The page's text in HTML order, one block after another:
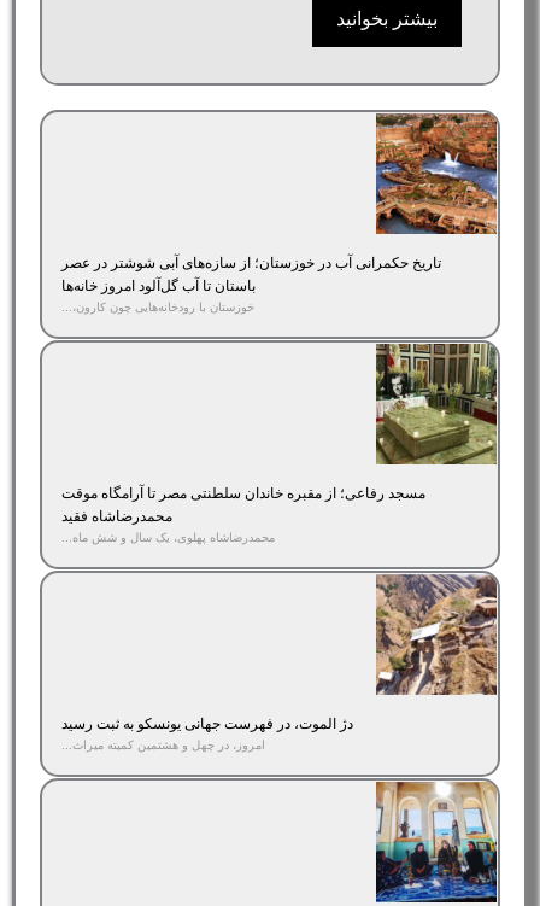
بیشتر بخوانید
تاریخ حکمرانی آب در خوزستان؛ از سازه‌های آبی شوشتر در عصر
باستان تا آب گل‌آلود امروز خانه‌ها
خوزستان با رودخانه‌هایی چون کارون،...
مسجد رفاعی؛ از مقبره خاندان سلطنتی مصر تا آرامگاه موقت
محمدرضاشاه فقید
محمدرضاشاه پهلوی، یک سال و شش ماه...
دژ الموت، در فهرست جهانی یونسکو به ثبت رسید
امروز، در چهل و هشتمین کمیته میراث...